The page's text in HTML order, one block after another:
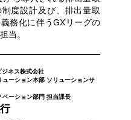
度設計及び、排出量取
務化に伴うGXリーグの
当。
ジネス株式会社
ューション本部 ソリューションサ
ベーション部門 担当課長